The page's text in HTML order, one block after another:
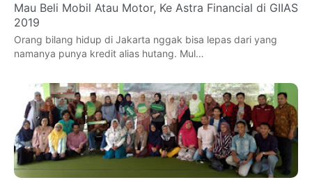
Mau Beli Mobil Atau Motor, Ke Astra Financial di GIIAS
2019
Orang bilang hidup di Jakarta nggak bisa lepas dari yang
namanya punya kredit alias hutang. Mul…